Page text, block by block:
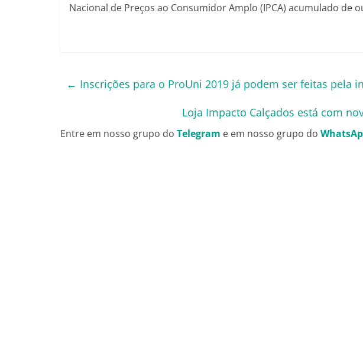
Nacional de Preços ao Consumidor Amplo (IPCA) acumulado de
← Inscrições para o ProUni 2019 já podem ser feitas pela
Loja Impacto Calçados está com
Entre em nosso grupo do Telegram e em nosso grupo do